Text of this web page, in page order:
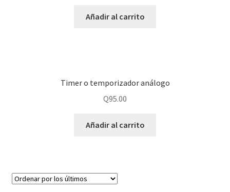
Añadir al carrito
Timer o temporizador análogo
Q95.00
Añadir al carrito